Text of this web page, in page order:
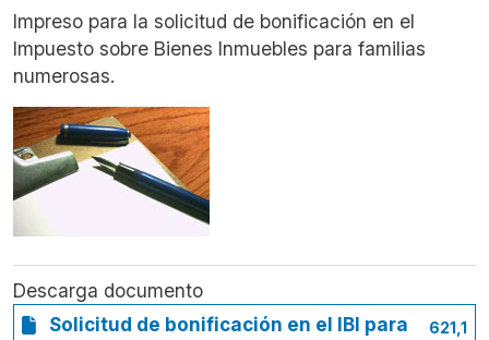
Impreso para la solicitud de bonificación en el
Impuesto sobre Bienes Inmuebles para familias
numerosas.
Descarga documento
Solicitud de bonificación en el IBI para
621,1